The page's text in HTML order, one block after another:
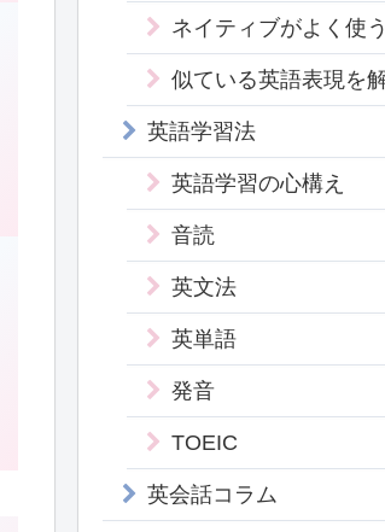
ネイティブがよく使
似ている英語表現を
英語学習法
英語学習の心構え
音読
英文法
英単語
発音
TOEIC
英会話コラム